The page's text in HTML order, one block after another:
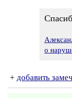
о
+ добавить